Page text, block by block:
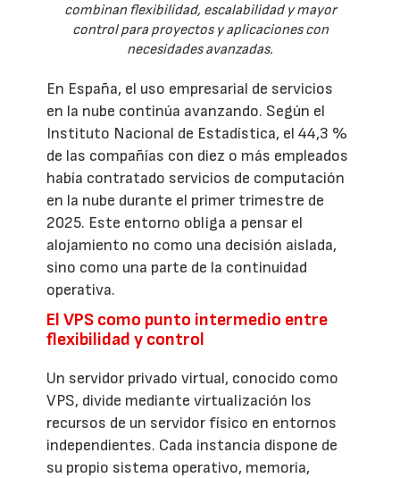
combinan flexibilidad, escalabilidad y mayor
control para proyectos y aplicaciones con
necesidades avanzadas.
En España, el uso empresarial de servicios
en la nube continúa avanzando. Según el
Instituto Nacional de Estadística, el 44,3 %
de las compañías con diez o más empleados
había contratado servicios de computación
en la nube durante el primer trimestre de
2025. Este entorno obliga a pensar el
alojamiento no como una decisión aislada,
sino como una parte de la continuidad
operativa.
El VPS como punto intermedio entre
flexibilidad y control
Un servidor privado virtual, conocido como
VPS, divide mediante virtualización los
recursos de un servidor físico en entornos
independientes. Cada instancia dispone de
su propio sistema operativo, memoria,